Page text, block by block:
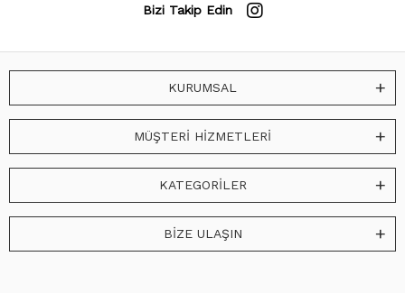
Bizi Takip Edin
KURUMSAL
MÜŞTERİ HİZMETLERİ
KATEGORİLER
BİZE ULAŞIN